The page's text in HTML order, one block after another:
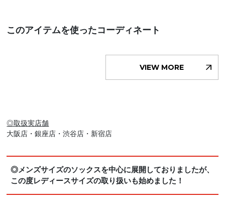
このアイテムを使ったコーディネート
VIEW MORE
◎取扱実店舗
大阪店・銀座店・渋谷店・新宿店
◎メンズサイズのソックスを中心に展開しておりましたが、
この度レディースサイズの取り扱いも始めました！